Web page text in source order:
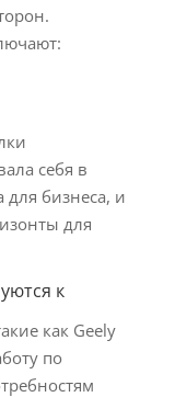
себя в
для бизнеса, и
для
к
как Geely
по